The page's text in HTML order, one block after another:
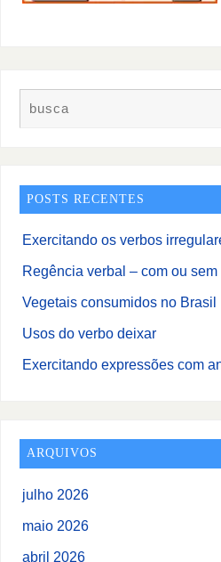
POSTS RECENTES
Exercitando os verbos
Regência verbal – com ou
Vegetais consumidos no Brasil
Usos do verbo deixar
Exercitando expressões com
ARQUIVOS
julho 2026
maio 2026
abril 2026